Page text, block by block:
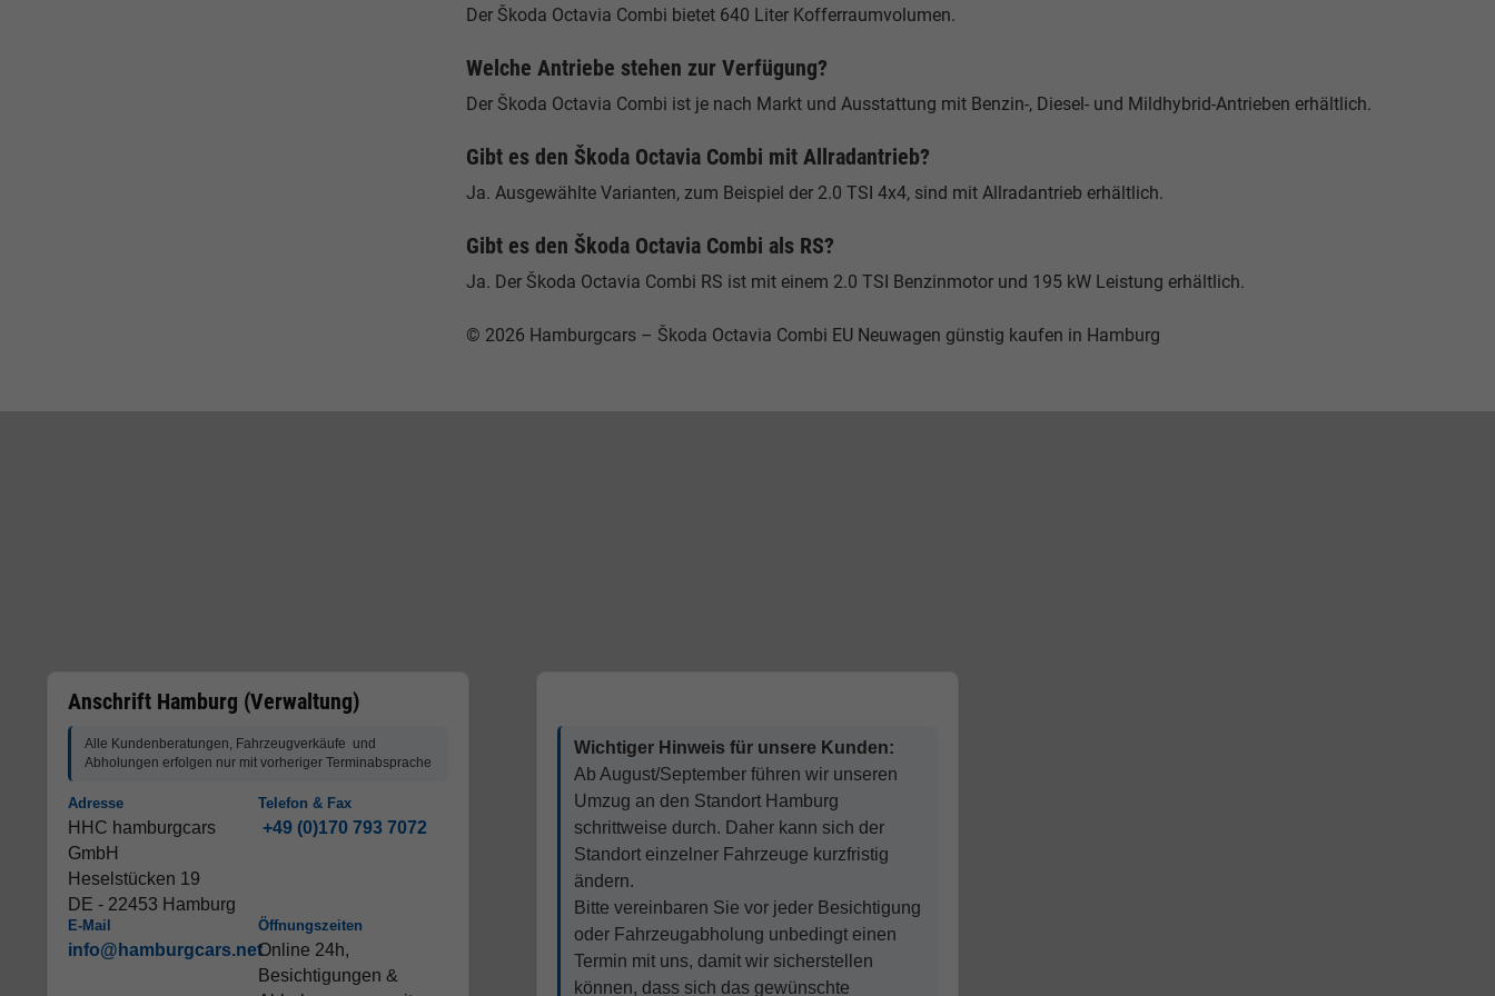
Der Škoda Octavia Combi bietet 640 Liter Kofferraumvolumen.
Welche Antriebe stehen zur Verfügung?
Der Škoda Octavia Combi ist je nach Markt und Ausstattung mit Benzin-, Diesel- und Mildhybrid-Antrieben erhältlich.
Gibt es den Škoda Octavia Combi mit Allradantrieb?
Ja. Ausgewählte Varianten, zum Beispiel der 2.0 TSI 4x4, sind mit Allradantrieb erhältlich.
Gibt es den Škoda Octavia Combi als RS?
Ja. Der Škoda Octavia Combi RS ist mit einem 2.0 TSI Benzinmotor und 195 kW Leistung erhältlich.
© 2026 Hamburgcars – Škoda Octavia Combi EU Neuwagen günstig kaufen in Hamburg
Anschrift Hamburg (Verwaltung)
Alle Kundenberatungen, Fahrzeugverkäufe und
Abholungen erfolgen nur mit vorheriger Terminabsprache
Adresse
HHC hamburgcars
GmbH
Heselstücken 19
DE - 22453 Hamburg
Telefon & Fax
+49 (0)170 793 7072
E-Mail
info@hamburgcars.net
Öffnungszeiten
Online 24h,
Besichtigungen &
Wichtiger Hinweis für unsere Kunden:
Ab August/September führen wir unseren
Umzug an den Standort Hamburg
schrittweise durch. Daher kann sich der
Standort einzelner Fahrzeuge kurzfristig
ändern.
Bitte vereinbaren Sie vor jeder Besichtigung
oder Fahrzeugabholung unbedingt einen
Termin mit uns, damit wir sicherstellen
können, dass sich das gewünschte